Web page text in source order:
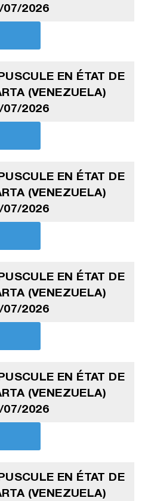
07/2026
EN ÉTAT DE
(VENEZUELA)
07/2026
EN ÉTAT DE
(VENEZUELA)
07/2026
EN ÉTAT DE
(VENEZUELA)
07/2026
EN ÉTAT DE
(VENEZUELA)
07/2026
EN ÉTAT DE
(VENEZUELA)